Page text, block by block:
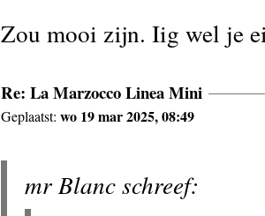
Zou mooi zijn. Iig wel je
Re: La Marzocco Linea Mini
Geplaatst:wo 19 mar 2025, 08:49
mr Blanc schreef: